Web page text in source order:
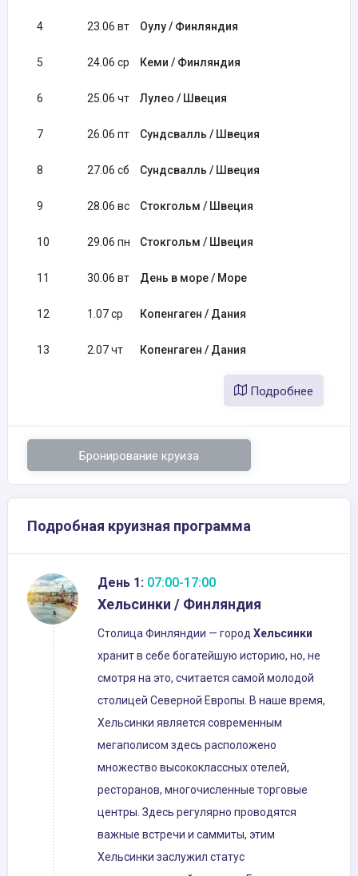
4 23.06 вт Оулу / Финляндия
5 24.06 ср Кеми / Финляндия
6 25.06 чт Лулео / Швеция
7 26.06 пт Сундсвалль / Швеция
8 27.06 сб Сундсвалль / Швеция
9 28.06 вс Стокгольм / Швеция
10 29.06 пн Стокгольм / Швеция
11 30.06 вт День в море / Море
12 1.07 ср Копенгаген / Дания
13 2.07 чт Копенгаген / Дания
Подробнее
Бронирование круиза
Подробная круизная программа
День 1: 07:00-17:00
Хельсинки / Финляндия
Столица Финляндии — город Хельсинки
хранит в себе богатейшую историю, но, не
смотря на это, считается самой молодой
столицей Северной Европы. В наше время,
Хельсинки является современным
мегаполисом здесь расположено
множество высококлассных отелей,
ресторанов, многочисленные торговые
центры. Здесь регулярно проводятся
важные встречи и саммиты, этим
Хельсинки заслужил статус